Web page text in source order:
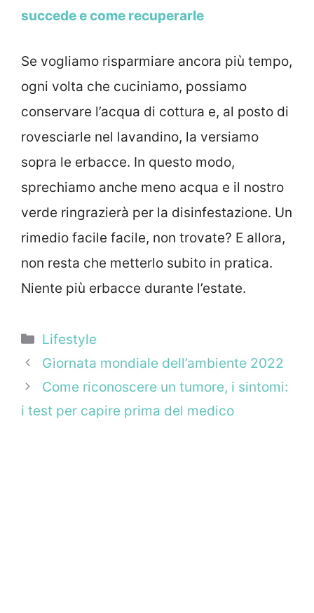
succede e come recuperarle
Se vogliamo risparmiare ancora più tempo,
ogni volta che cuciniamo, possiamo
conservare l’acqua di cottura e, al posto di
rovesciarle nel lavandino, la versiamo
sopra le erbacce. In questo modo,
sprechiamo anche meno acqua e il nostro
verde ringrazierà per la disinfestazione. Un
rimedio facile facile, non trovate? E allora,
non resta che metterlo subito in pratica.
Niente più erbacce durante l’estate.
Categorie
Lifestyle
Giornata mondiale dell’ambiente 2022
Come riconoscere un tumore, i sintomi:
i test per capire prima del medico